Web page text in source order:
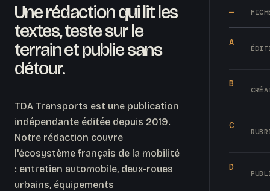
Une rédaction qui lit les
textes, teste sur le
terrain et publie sans
détour.
TDA Transports est une publication
indépendante éditée depuis 2019.
Notre rédaction couvre
l'écosystème français de la mobilité
: entretien automobile, deux-roues
urbains, équipements
—
A
B
C
D